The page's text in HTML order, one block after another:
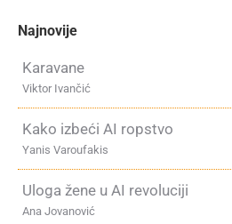
Najnovije
Karavane
Viktor Ivančić
Kako izbeći AI ropstvo
Yanis Varoufakis
Uloga žene u AI revoluciji
Ana Jovanović